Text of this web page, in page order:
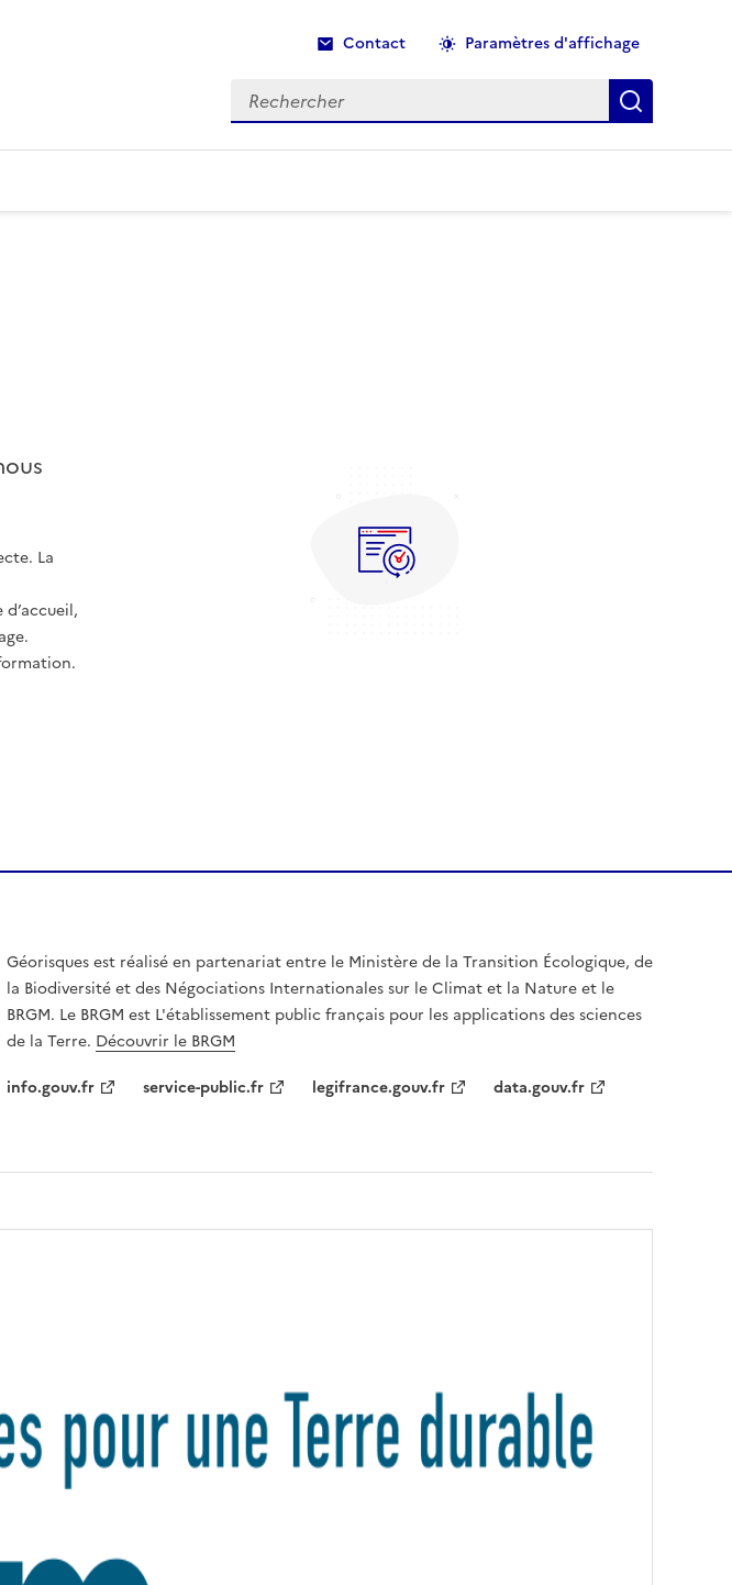
Contact Paramètres d'affichage
Rechercher Recherche
La
Géorisques est réalisé en partenariat entre le Ministère de la Transition Écologique, de
la Biodiversité et des Négociations Internationales sur le Climat et la Nature et le
BRGM. Le BRGM est L'établissement public français pour les applications des sciences
de la Terre. Découvrir le BRGM
info.gouv.fr
service-public.fr legifrance.gouv.fr data.gouv.fr